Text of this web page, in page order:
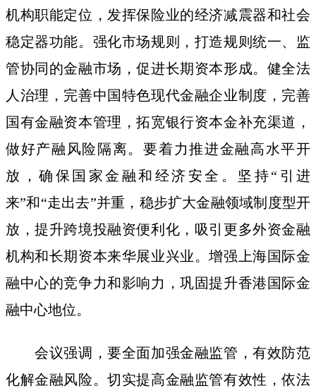
机构职能定位，发挥保险业的经济减震器和社会
稳定器功能。强化市场规则，打造规则统一、监
管协同的金融市场，促进长期资本形成。健全法
人治理，完善中国特色现代金融企业制度，完善
国有金融资本管理，拓宽银行资本金补充渠道，
做好产融风险隔离。要着力推进金融高水平开
放，确保国家金融和经济安全。坚持“引进
来”和“走出去”并重，稳步扩大金融领域制度型开
放，提升跨境投融资便利化，吸引更多外资金融
机构和长期资本来华展业兴业。增强上海国际金
融中心的竞争力和影响力，巩固提升香港国际金
融中心地位。
会议强调，要全面加强金融监管，有效防范
化解金融风险。切实提高金融监管有效性，依法